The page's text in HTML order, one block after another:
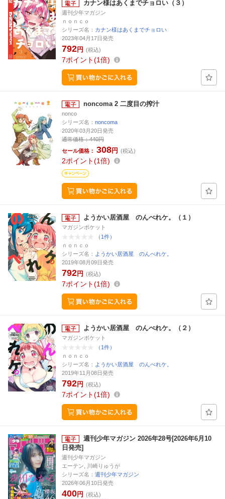
カナン様はあくまでチョロい（３）
週刊少年マガジン
ｎｏｎｃｏ
シリーズ名： カナン様はあくまでチョロい
2023年04月17日発売
792円 (税込)
7ポイント 1倍
noncoma 2 二度目の搾汁
nonco
シリーズ名： noncoma
2020年03月20日発売
通常価格：440円
セール価格： 308円 (税込)
2ポイント 1倍
ようかい居酒屋 のんべれケ。（１）
マガジンポケット
（1件）
ｎｏｎｃｏ
シリーズ名： ようかい居酒屋 のんべれケ。
2019年08月09日発売
792円 (税込)
7ポイント 1倍
ようかい居酒屋 のんべれケ。（２）
マガジンポケット
（1件）
ｎｏｎｃｏ
シリーズ名： ようかい居酒屋 のんべれケ。
2019年11月08日発売
792円 (税込)
7ポイント 1倍
週刊少年マガジン 2026年28号[2026年6月10
日発売]
週刊少年マガジン
エーテン, 川崎りゅうが
シリーズ名： 週刊少年マガジン
2026年06月10日発売
400円 (税込)